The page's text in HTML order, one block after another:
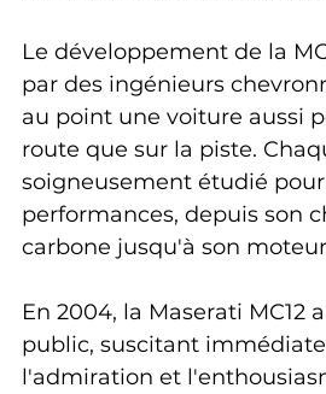
Le développement de la
par des ingénieurs
au point une voiture aussi
route que sur la piste.
soigneusement étudié
performances, depuis son
carbone jusqu'à son
En 2004, la Maserati MC12
public, suscitant
l'admiration et